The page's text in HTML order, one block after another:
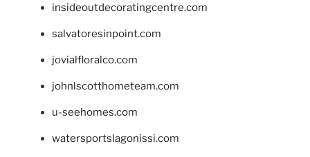
insideoutdecoratingcentre.com
salvatoresinpoint.com
jovialfloralco.com
johnlscotthometeam.com
u-seehomes.com
watersportslagonissi.com